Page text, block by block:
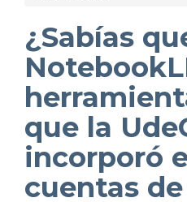
¿Sabías
que la
incorporó
cuentas